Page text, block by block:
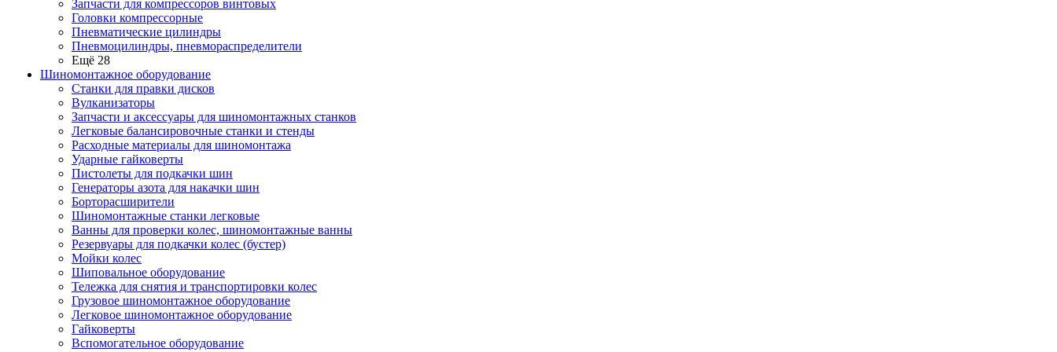
Запчасти для компрессоров винтовых
Головки компрессорные
Пневматические цилиндры
Пневмоцилиндры, пневмораспределители
Ещё 28
Шиномонтажное оборудование
Станки для правки дисков
Вулканизаторы
Запчасти и аксессуары для шиномонтажных станков
Легковые балансировочные станки и стенды
Расходные материалы для шиномонтажа
Ударные гайковерты
Пистолеты для подкачки шин
Генераторы азота для накачки шин
Борторасширители
Шиномонтажные станки легковые
Ванны для проверки колес, шиномонтажные ванны
Резервуары для подкачки колес (бустер)
Мойки колес
Шиповальное оборудование
Тележка для снятия и транспортировки колес
Грузовое шиномонтажное оборудование
Легковое шиномонтажное оборудование
Гайковерты
Вспомогательное оборудование